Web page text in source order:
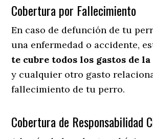
Cobertura por Fallecimiento
En caso de defunción de tu
una enfermedad o accidente,
te cubre todos los gastos de
y cualquier otro gasto
fallecimiento de tu perro.
Cobertura de Responsabilidad